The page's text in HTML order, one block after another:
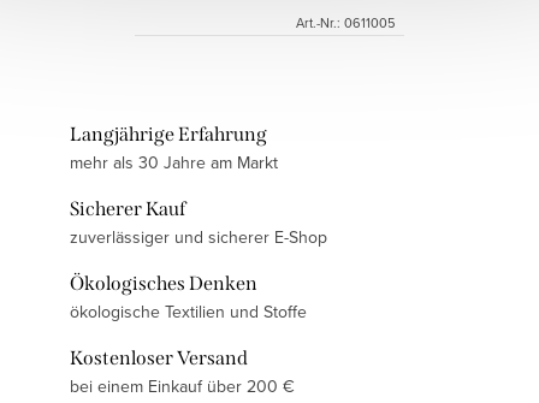
Art.-Nr.: 0611005
Langjährige Erfahrung
mehr als 30 Jahre am Markt
Sicherer Kauf
zuverlässiger und sicherer E-Shop
Ökologisches Denken
ökologische Textilien und Stoffe
Kostenloser Versand
bei einem Einkauf über 200 €